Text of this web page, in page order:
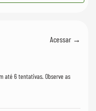
Acessar →
até 6 tentativas. Observe as